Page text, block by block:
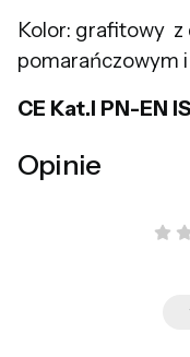
Kolor: grafitowy z
pomarańczowym
CE Kat.I PN-EN
Opinie